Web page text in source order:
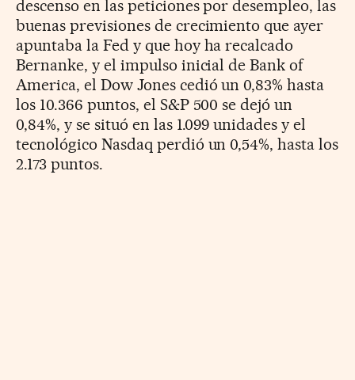
descenso en las peticiones por desempleo, las
buenas previsiones de crecimiento que ayer
apuntaba la Fed y que hoy ha recalcado
Bernanke, y el impulso inicial de Bank of
America, el Dow Jones cedió un 0,83% hasta
los 10.366 puntos, el S&P 500 se dejó un
0,84%, y se situó en las 1.099 unidades y el
tecnológico Nasdaq perdió un 0,54%, hasta los
2.173 puntos.